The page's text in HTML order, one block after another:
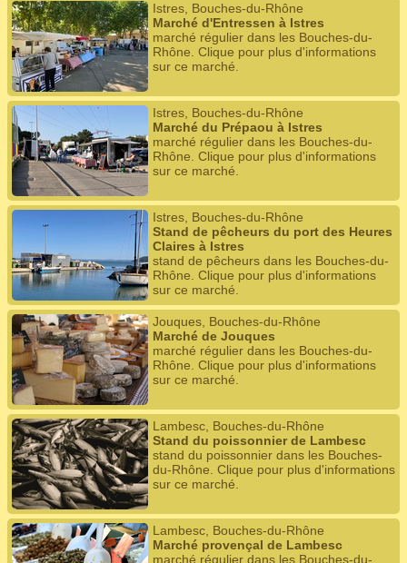
Istres, Bouches-du-Rhône
Marché d'Entressen à Istres
marché régulier dans les Bouches-du-
Rhône. Clique pour plus d'informations
sur ce marché.
Istres, Bouches-du-Rhône
Marché du Prépaou à Istres
marché régulier dans les Bouches-du-
Rhône. Clique pour plus d'informations
sur ce marché.
Istres, Bouches-du-Rhône
Stand de pêcheurs du port des Heures
Claires à Istres
stand de pêcheurs dans les Bouches-du-
Rhône. Clique pour plus d'informations
sur ce marché.
Jouques, Bouches-du-Rhône
Marché de Jouques
marché régulier dans les Bouches-du-
Rhône. Clique pour plus d'informations
sur ce marché.
Lambesc, Bouches-du-Rhône
Stand du poissonnier de Lambesc
stand du poissonnier dans les Bouches-
du-Rhône. Clique pour plus d'informations
sur ce marché.
Lambesc, Bouches-du-Rhône
Marché provençal de Lambesc
marché régulier dans les Bouches-du-